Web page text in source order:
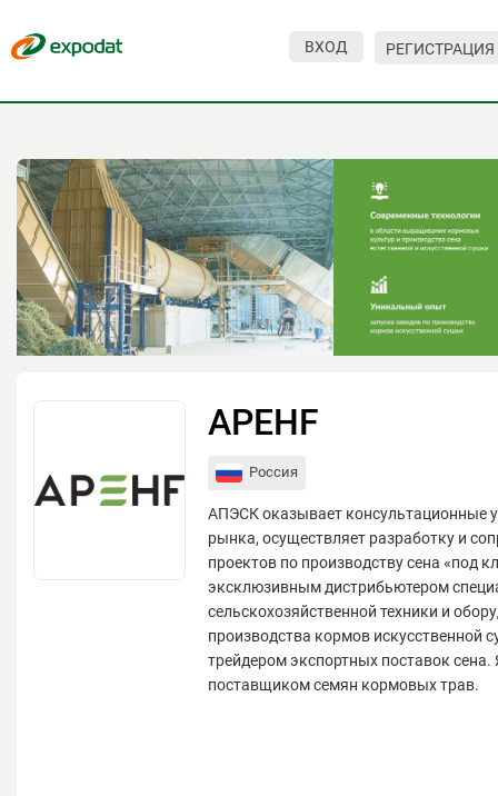
ВХОД РЕГИСТРАЦИЯ
APEHF
Россия
АПЭСК оказывает консультационные
рынка, осуществляет разработку и
проектов по производству сена «под
эксклюзивным дистрибьютером
сельскохозяйственной техники и
производства кормов искусственной
трейдером экспортных поставок сена.
поставщиком семян кормовых трав.
Мероприятия
О сервисе
Организациям
Контакты
Организаторам